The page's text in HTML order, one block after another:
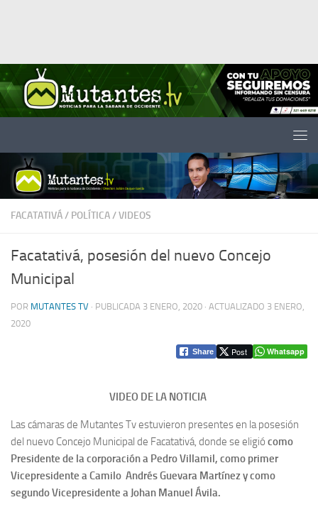
FACATATIVÁ/ POLÍTICA/VIDEOS
Facatativá, posesión del nuevo Concejo
Municipal
POR MUTANTES TV · PUBLICADA 3 ENERO, 2020 · ACTUALIZADO 3 ENERO,
2020
Share Post Whatsapp
VIDEO DE LA NOTICIA
Las cámaras de Mutantes Tv estuvieron presentes en la posesión
del nuevo Concejo Municipal de Facatativá, donde se eligió como
Presidente de la corporación a Pedro Villamil, como primer
Vicepresidente a Camilo Andrés Guevara Martínez y como
segundo Vicepresidente a Johan Manuel Ávila.